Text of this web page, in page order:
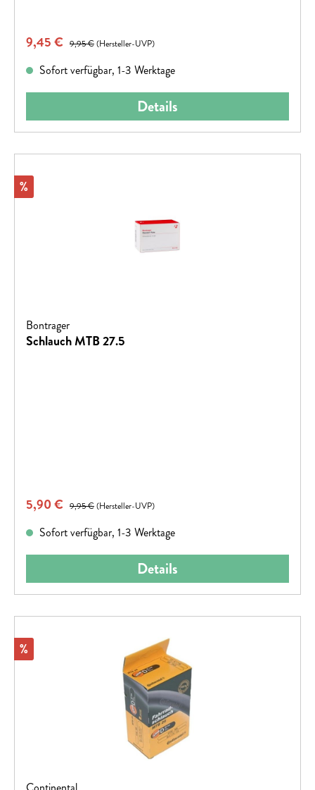
Verkaufspreis:
9,45 € Regulärer Preis:
9,95 €(Hersteller-UVP)
Sofort verfügbar, 1-3 Werktage
Details
Rabatt
%
Bontrager
Schlauch MTB 27.5
Verkaufspreis:
5,90 € Regulärer Preis:
9,95 €(Hersteller-UVP)
Sofort verfügbar, 1-3 Werktage
Details
Rabatt
%